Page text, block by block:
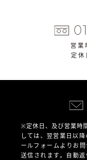
営
定休
※定休日、及び営業時
しては、翌営業日以
ールフォームよりお
送信されます。自動